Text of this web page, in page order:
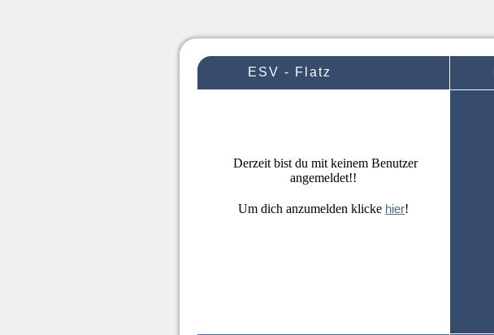
ESV - Flatz
Derzeit bist du mit keinem Benutzer
angemeldet!!
Um dich anzumelden klicke hier!